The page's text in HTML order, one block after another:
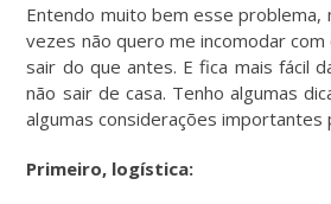
Entendo muito bem esse problema,
vezes não quero me incomodar
sair do que antes. E fica mais fácil
não sair de casa. Tenho algumas
algumas considerações importantes
Primeiro, logística: